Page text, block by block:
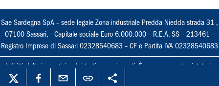
Sae Sardegna SpA – sede legale Zona industriale Predda Niedda strada 31 ,
07100 Sassari, - Capitale sociale Euro 6.000.000 – R.E.A. SS – 213461 –
Registro Imprese di Sassari 02328540683 – CF e Partita IVA 02328540683
I diritti delle immagini e dei testi sono riservati. È espressamente vietata la
loro riproduzione con qualsiasi mezzo e l'adattamento totale o parziale.